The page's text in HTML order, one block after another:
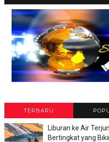
TERBARU
Liburan ke Air
Bertingkat yang